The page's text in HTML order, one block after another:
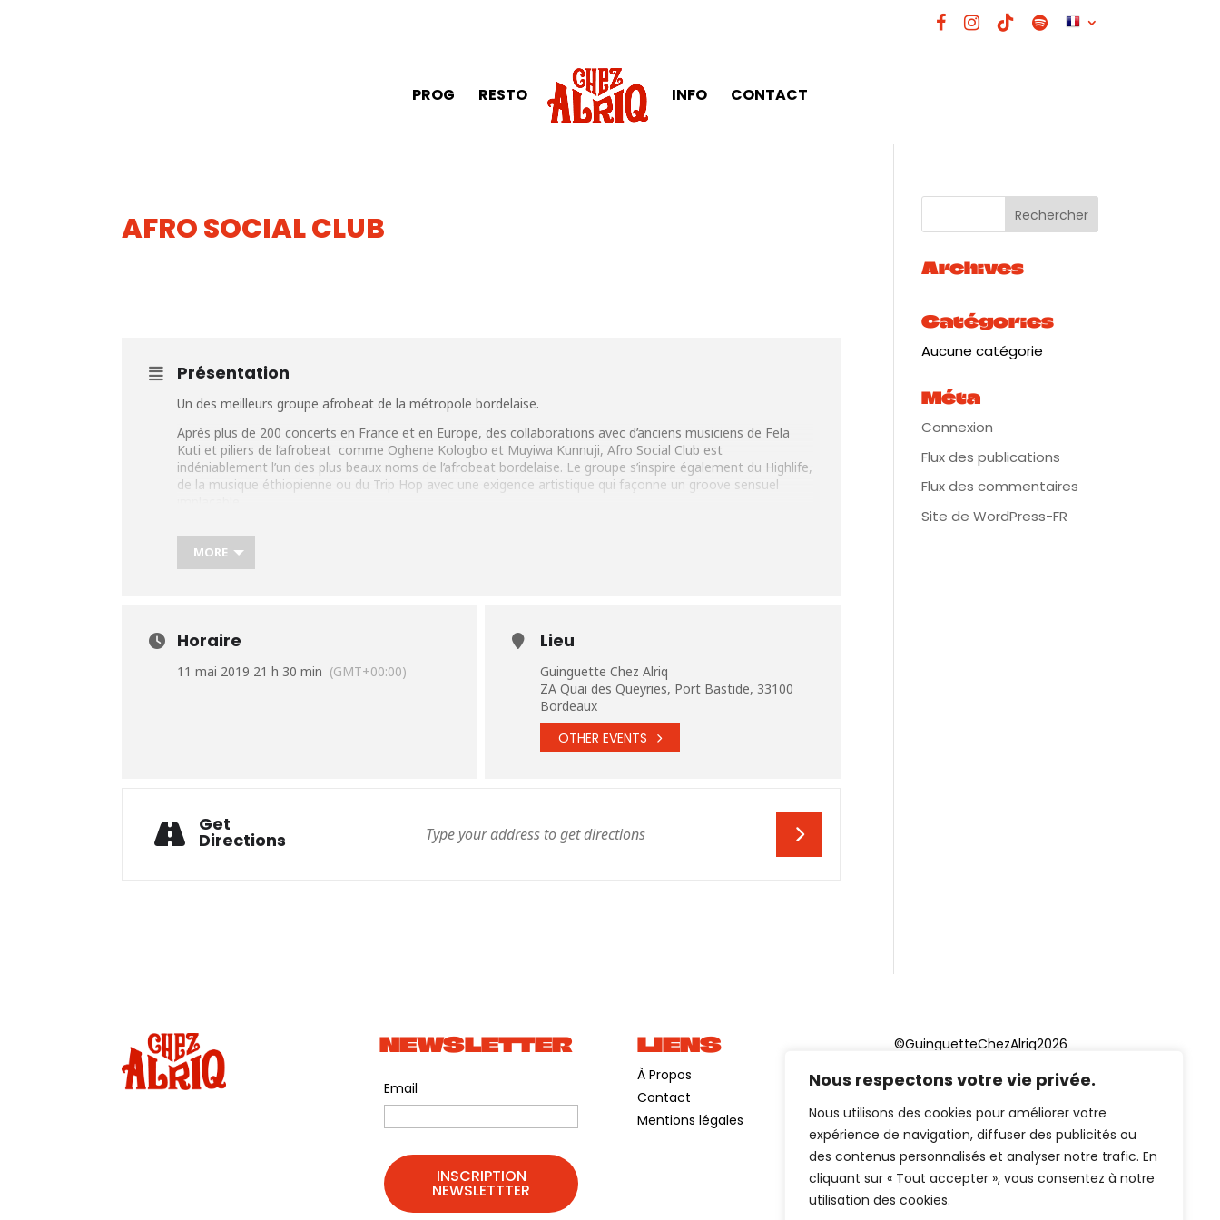
Nous respectons votre vie privée.
Nous utilisons des cookies pour améliorer votre
expérience de navigation, diffuser des publicités ou
des contenus personnalisés et analyser notre trafic. En
cliquant sur « Tout accepter », vous consentez à notre
utilisation des cookies.
PROG RESTO INFO CONTACT
AFRO SOCIAL CLUB
Présentation
Un des meilleurs groupe afrobeat de la métropole bordelaise.
Après plus de 200 concerts en France et en Europe, des collaborations avec d’anciens musiciens de Fela
Kuti et piliers de l’afrobeat comme Oghene Kologbo et Muyiwa Kunnuji, Afro Social Club est
indéniablement l’un des plus beaux noms de l’afrobeat bordelaise. Le groupe s’inspire également du Highlife,
de la musique éthiopienne ou du Trip Hop avec une exigence artistique qui façonne un groove sensuel
MORE
Horaire
11 mai 2019 21 h 30 min (GMT+00:00)
Lieu
Guinguette Chez Alriq
ZA Quai des Queyries, Port Bastide, 33100
Bordeaux
OTHER EVENTS
Get
Directions
Archives
Catégories
Aucune catégorie
Méta
Connexion
Flux des publications
Flux des commentaires
Site de WordPress-FR
NEWSLETTER
Email
LIENS
À Propos
Contact
Mentions légales
©GuinguetteChezAlriq2026
Création site internet YOSOY